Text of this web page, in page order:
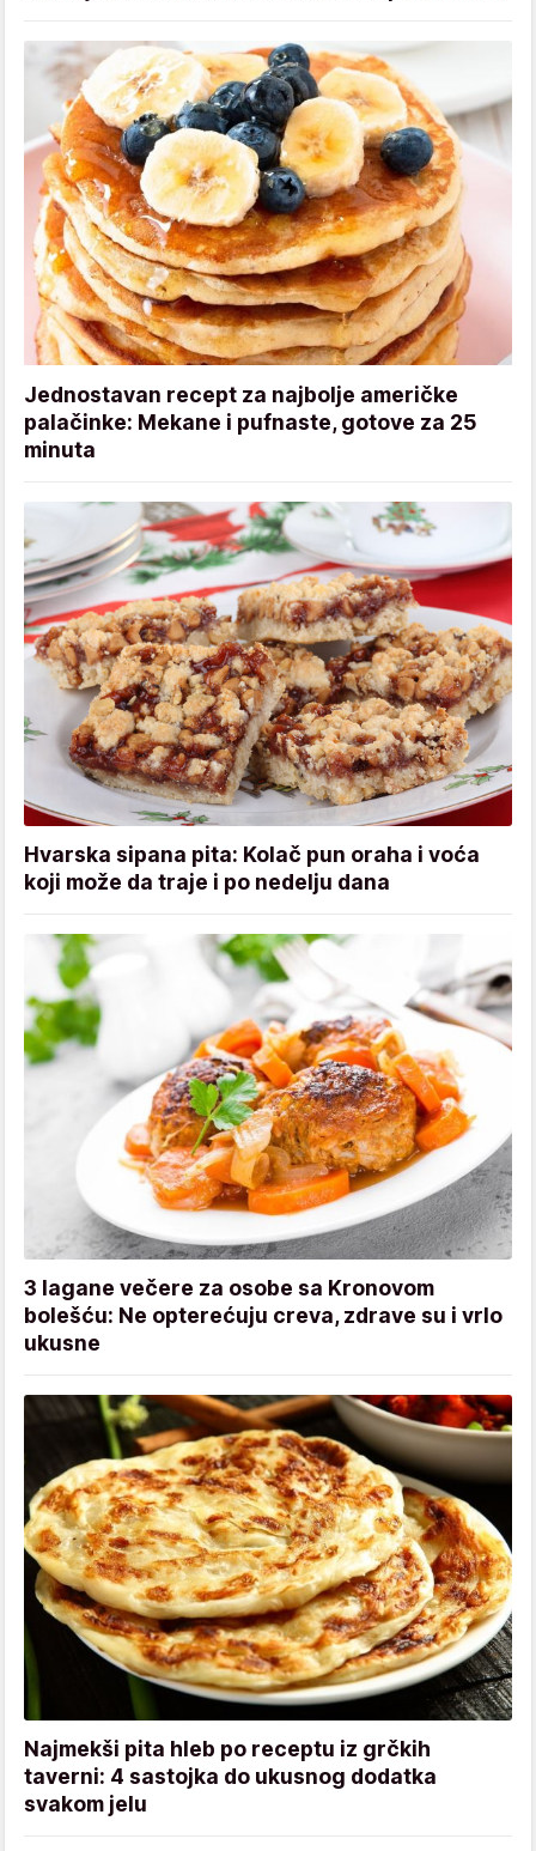
Jednostavan recept za najbolje američke
palačinke: Mekane i pufnaste, gotove za 25
minuta
Hvarska sipana pita: Kolač pun oraha i voća
koji može da traje i po nedelju dana
3 lagane večere za osobe sa Kronovom
bolešću: Ne opterećuju creva, zdrave su i vrlo
ukusne
Najmekši pita hleb po receptu iz grčkih
taverni: 4 sastojka do ukusnog dodatka
svakom jelu